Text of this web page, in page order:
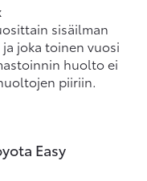
sisäilman
joka toinen vuosi
huolto ei
piiriin.
Easy